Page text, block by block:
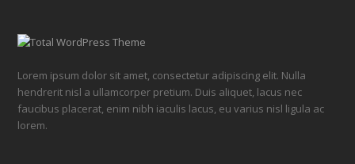
Lorem ipsum dolor sit amet, consectetur adipiscing elit. Nulla
hendrerit nisl a ullamcorper pretium. Duis aliquet, lacus nec
faucibus placerat, enim nibh iaculis lacus, eu varius nisl ligula ac
lorem.